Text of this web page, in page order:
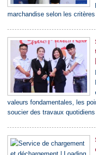
marchandise selon les
valeurs fondamentales, les
soucier des travaux